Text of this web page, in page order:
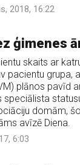
2018, 16:22
ģimenes
skaits ar
pacientu grupa,
plānos pavīd
speciālista
domām,
avīzē Diena.
6:03